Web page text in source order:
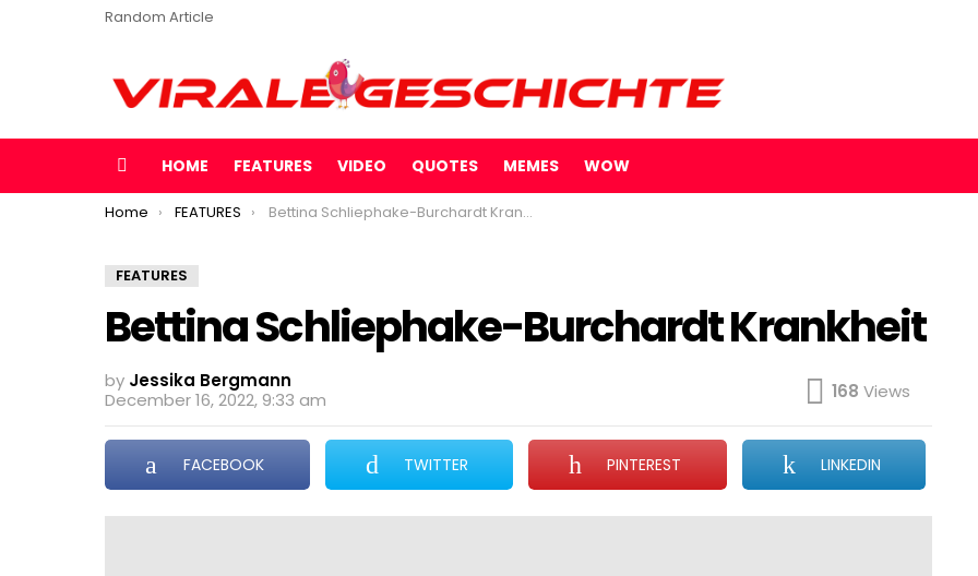
Random Article
HOME FEATURES VIDEO QUOTES MEMES WOW
You are here:
Home FEATURES Bettina Schliephake-Burchardt Krankheit
FEATURES
Bettina Schliephake-Burchardt Krankheit
by Jessika Bergmann
December 16, 2022, 9:33 am
168 Views
FACEBOOK TWITTER PINTEREST LINKEDIN